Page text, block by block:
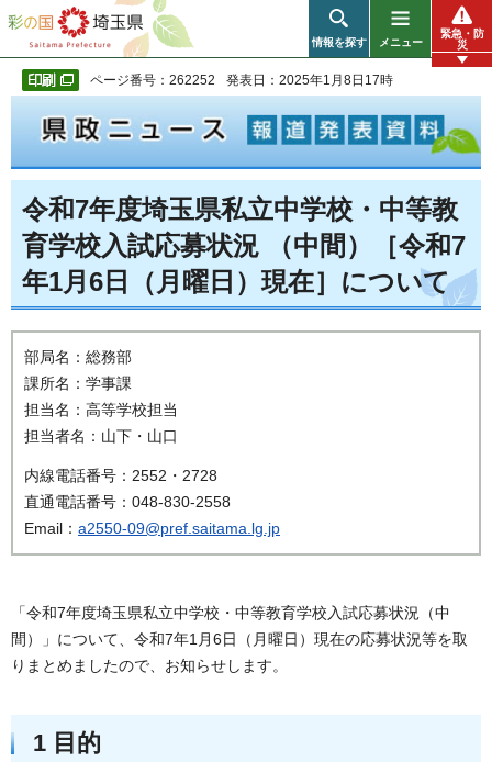
彩の国 埼玉県
情報を探す メニュー
緊急・防
災
ページ番号：262252 発表日：2025年1月8日17時
令和7年度埼玉県私立中学校・中等教
育学校入試応募状況 （中間）［令和7
年1月6日（月曜日）現在］について
部局名：総務部
課所名：学事課
担当名：高等学校担当
担当者名：山下・山口
内線電話番号：2552・2728
直通電話番号：048-830-2558
Email： a2550-09@pref.saitama.lg.jp
「令和7年度埼玉県私立中学校・中等教育学校入試応募状況（中
間）」について、令和7年1月6日（月曜日）現在の応募状況等を取
りまとめましたので、お知らせします。
1 目的